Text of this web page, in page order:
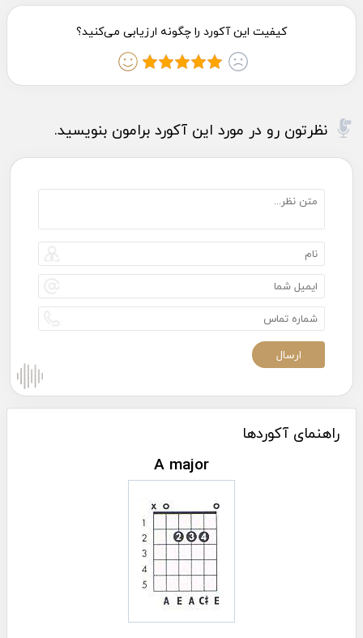
نظرتون رو در مورد این آکورد برامون بنویسید.
راهنمای آکوردها
A major